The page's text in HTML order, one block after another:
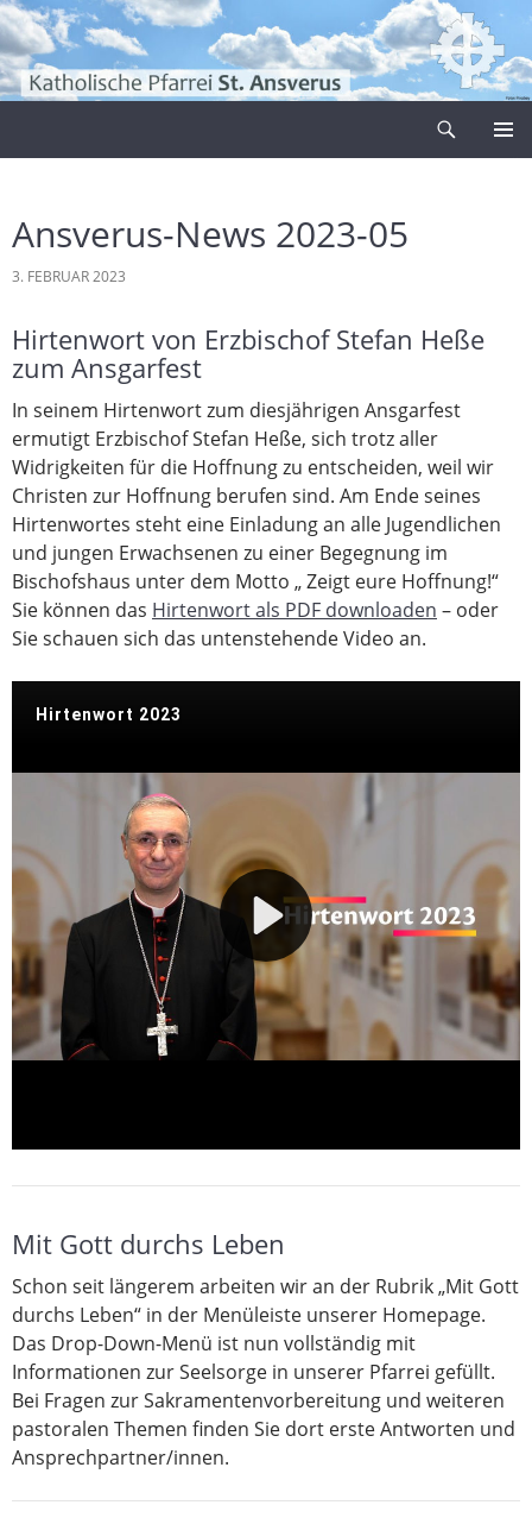
Zum
Inhalt
springen
Ansverus-News 2023-05
3. FEBRUAR 2023
Hirtenwort von Erzbischof Stefan Heße
zum Ansgarfest
In seinem Hirtenwort zum diesjährigen Ansgarfest
ermutigt Erzbischof Stefan Heße, sich trotz aller
Widrigkeiten für die Hoffnung zu entscheiden, weil wir
Christen zur Hoffnung berufen sind. Am Ende seines
Hirtenwortes steht eine Einladung an alle Jugendlichen
und jungen Erwachsenen zu einer Begegnung im
Bischofshaus unter dem Motto „ Zeigt eure Hoffnung!“
Sie können das Hirtenwort als PDF downloaden – oder
Sie schauen sich das untenstehende Video an.
Mit Gott durchs Leben
Schon seit längerem arbeiten wir an der Rubrik „Mit Gott
durchs Leben“ in der Menüleiste unserer Homepage.
Das Drop-Down-Menü ist nun vollständig mit
Informationen zur Seelsorge in unserer Pfarrei gefüllt.
Bei Fragen zur Sakramentenvorbereitung und weiteren
pastoralen Themen finden Sie dort erste Antworten und
Ansprechpartner/innen.